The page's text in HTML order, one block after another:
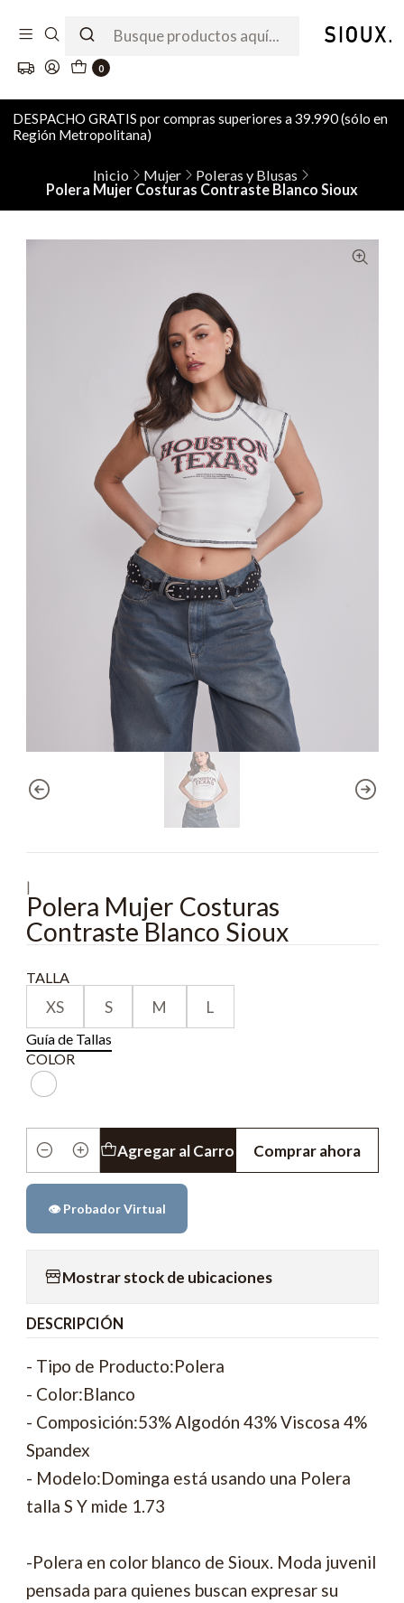
0
DESPACHO GRATIS por compras superiores a 39.990 (sólo en
Región Metropolitana)
Inicio Mujer
Poleras y Blusas
Polera Mujer Costuras Contraste Blanco Sioux
|
Polera Mujer Costuras
Contraste Blanco Sioux
TALLA
XS S M L
Guía de Tallas
COLOR
Cantidad
Agregar al Carro Comprar ahora
👁️ Probador Virtual
Mostrar stock de ubicaciones
DESCRIPCIÓN
- Tipo de Producto:Polera
- Color:Blanco
- Composición:53% Algodón 43% Viscosa 4%
Spandex
- Modelo:Dominga está usando una Polera
talla S Y mide 1.73
-Polera en color blanco de Sioux. Moda juvenil
pensada para quienes buscan expresar su